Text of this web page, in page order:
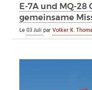
E-7A und MQ-28
gemeinsame
Le03 JuliparVolker K.